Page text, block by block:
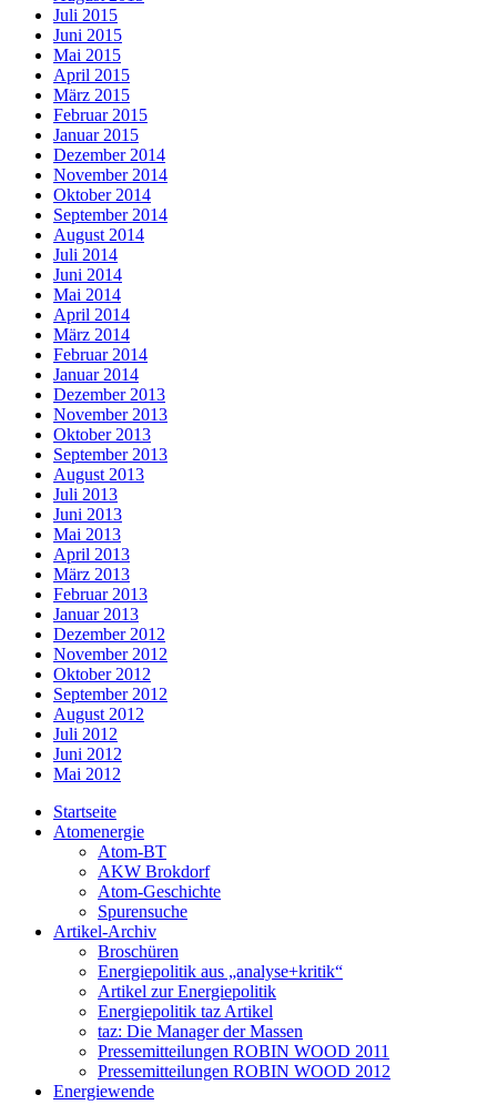
Juli 2015
Juni 2015
Mai 2015
April 2015
März 2015
Februar 2015
Januar 2015
Dezember 2014
November 2014
Oktober 2014
September 2014
August 2014
Juli 2014
Juni 2014
Mai 2014
April 2014
März 2014
Februar 2014
Januar 2014
Dezember 2013
November 2013
Oktober 2013
September 2013
August 2013
Juli 2013
Juni 2013
Mai 2013
April 2013
März 2013
Februar 2013
Januar 2013
Dezember 2012
November 2012
Oktober 2012
September 2012
August 2012
Juli 2012
Juni 2012
Mai 2012
Startseite
Atomenergie
Atom-BT
AKW Brokdorf
Atom-Geschichte
Spurensuche
Artikel-Archiv
Broschüren
Energiepolitik aus „analyse+kritik“
Artikel zur Energiepolitik
Energiepolitik taz Artikel
taz: Die Manager der Massen
Pressemitteilungen ROBIN WOOD 2011
Pressemitteilungen ROBIN WOOD 2012
Energiewende